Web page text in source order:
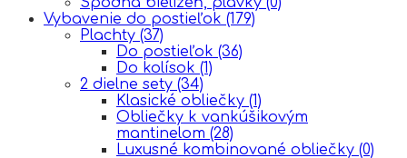
Vybavenie do postieľok (179)
Plachty (37)
Do postieľok (36)
Do kolísok (1)
2 dielne sety (34)
Klasické obliečky (1)
Obliečky k vankúšikovým
mantinelom (28)
Luxusné kombinované obliečky (0)